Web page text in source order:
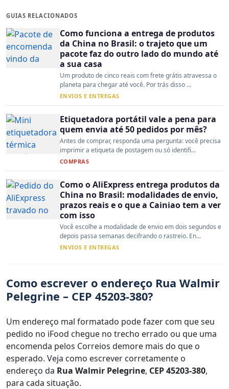
GUIAS RELACIONADOS
Como funciona a entrega de produtos
da China no Brasil: o trajeto que um
pacote faz do outro lado do mundo até
a sua casa
Um produto de cinco reais com frete grátis atravessa o
planeta para chegar até você. Por trás disso ...
ENVIOS E ENTREGAS
Etiquetadora portátil vale a pena para
quem envia até 50 pedidos por mês?
Antes de comprar, responda uma pergunta: você precisa
imprimir a etiqueta de postagem ou só identifi...
COMPRAS
Como o AliExpress entrega produtos da
China no Brasil: modalidades de envio,
prazos reais e o que a Cainiao tem a ver
com isso
Você escolhe a modalidade de envio em dois segundos e
depois passa semanas decifrando o rastreio. En...
ENVIOS E ENTREGAS
Como escrever o endereço Rua Walmir
Pelegrine – CEP 45203-380?
Um endereço mal formatado pode fazer com que seu
pedido no iFood chegue no trecho errado ou que uma
encomenda pelos Correios demore mais do que o
esperado. Veja como escrever corretamente o
endereço da Rua Walmir Pelegrine, CEP 45203-380,
para cada situação.